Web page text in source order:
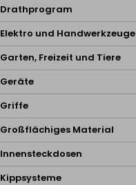
Drathprogram
Elektro und Handwerkzeuge
Garten, Freizeit und Tiere
Geräte
Griffe
Großflächiges Material
Innensteckdosen
Kippsysteme